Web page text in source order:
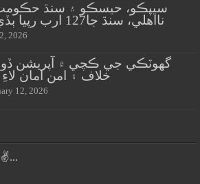
سيپڪو، حيسڪو ۽ سنڌ
نااهلي، سنڌ جا127 ارب رپيا ٻڏي ويا؟
2026
گهوٽڪي جي ڪچي ۾ آپريشن
خلاف ۽ امن امان
12, 2026
✌️...